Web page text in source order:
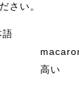
さい。
語
高い